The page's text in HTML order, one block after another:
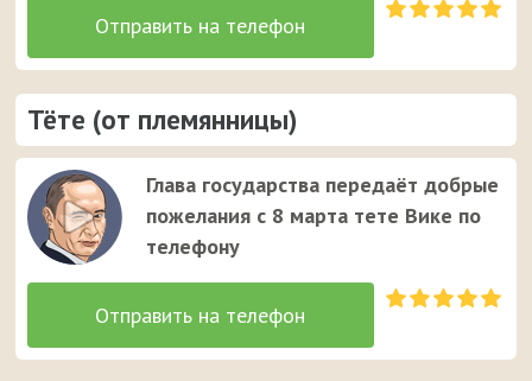
Тёте (от племянницы)
Глава государства передаёт добрые
пожелания с 8 марта тете Вике по
телефону